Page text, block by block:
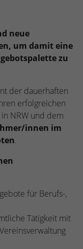
neue
um damit eine
zu
der dauerhaften
erfolgreichen
NRW und dem
innen im
.
für Berufs-,
Tätigkeit mit
gewährt.
Nummer
zu
verwendet, um
und hilft
geht. Die
die Anzahl der
der sie